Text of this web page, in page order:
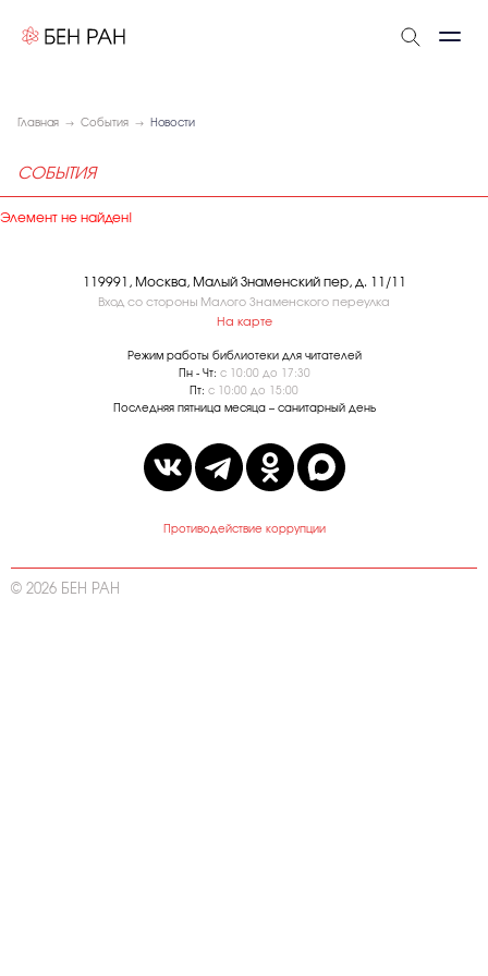
Главная События Новости
СОБЫТИЯ
Элемент не найден!
119991, Москва, Малый Знаменский пер, д. 11/11
Вход со стороны Малого Знаменского переулка
На карте
Режим работы библиотеки для читателей
Пн - Чт: с 10:00 до 17:30
Пт: с 10:00 до 15:00
Последняя пятница месяца – санитарный день
Противодействие коррупции
© 2026 БЕН РАН